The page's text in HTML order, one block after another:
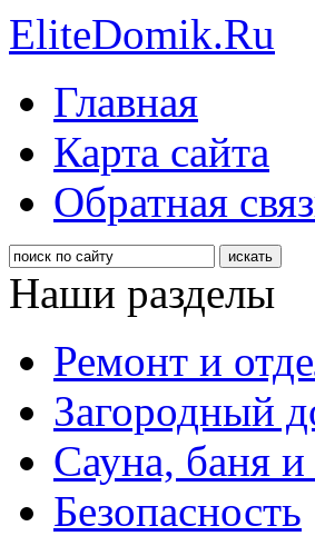
EliteDomik.Ru
Главная
Карта сайта
Обратная
Наши разделы
Ремонт и
Загородный
Сауна, баня и
Безопасность